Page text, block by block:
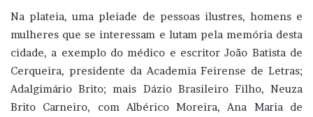
Na plateia, uma pleiade de pessoas ilustres, homens e
mulheres que se interessam e lutam pela memória desta
cidade, a exemplo do médico e escritor João Batista de
Cerqueira, presidente da Academia Feirense de Letras;
Adalgimário Brito; mais Dázio Brasileiro Filho, Neuza
Brito Carneiro, com Albérico Moreira, Ana Maria de